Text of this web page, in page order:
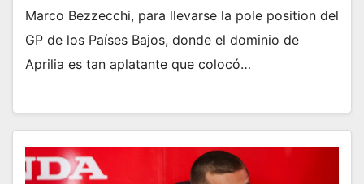
Marco Bezzecchi, para llevarse la pole position del
GP de los Países Bajos, donde el dominio de
Aprilia es tan aplatante que colocó…